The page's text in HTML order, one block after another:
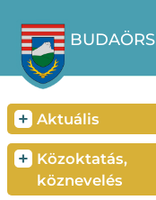
BUDAÖRS
+ Aktuális
+ Közoktatás,
köznevelés